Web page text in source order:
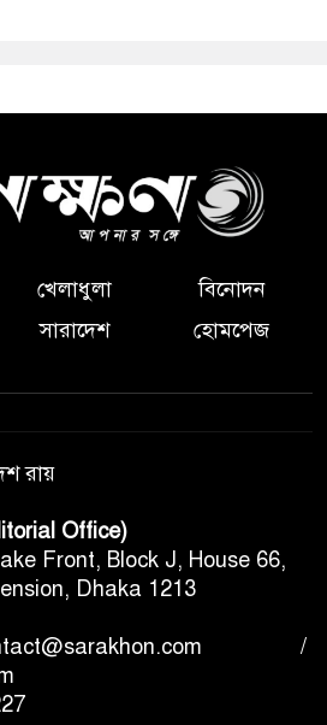
খেলাধুলা
বিনোদন
সারাদেশ হোমপেজ
রায়
Office)
Front, Block J, House 66,
Dhaka 1213
/